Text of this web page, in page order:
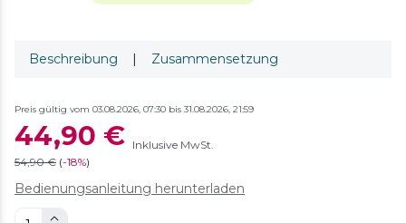
Beschreibung | Zusammensetzung
Preis gültig vom 03.08.2026, 07:30 bis 31.08.2026, 21:59
44,90 € Inklusive MwSt.
54,90 € (-18%)
Bedienungsanleitung herunterladen